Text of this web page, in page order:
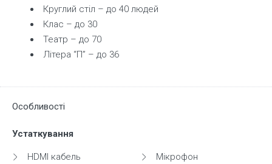
Круглий стіл – до 40 людей
Клас – до 30
Театр – до 70
Літера “П” – до 36
Особливості
Устаткування
HDMI кабель
Мікрофон